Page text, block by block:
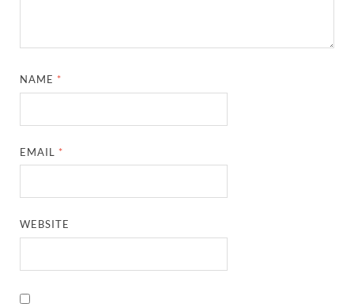
NAME *
EMAIL *
WEBSITE